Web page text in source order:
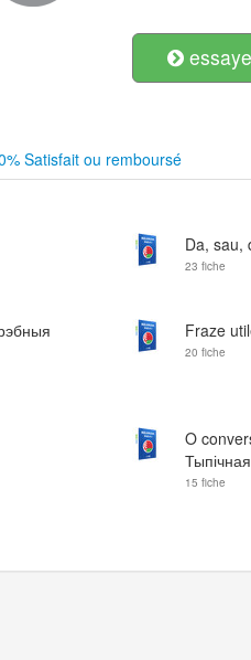
Satisfait ou remboursé
Da, sau,
23 fiche
Fraze
20 fiche
O
15 fiche